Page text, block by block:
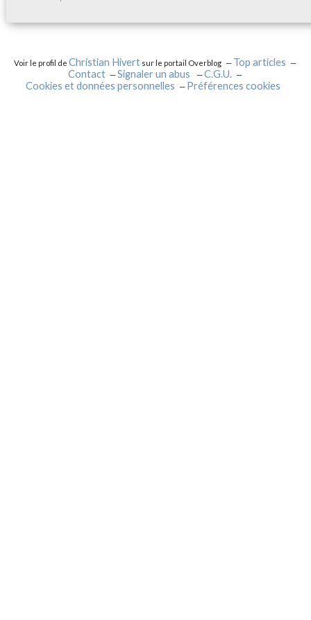
Voir le profil deChristian Hivert sur le portail Overblog
Top articles
Contact
Signaler un abus
C.G.U.
Cookies et données personnelles
Préférences cookies